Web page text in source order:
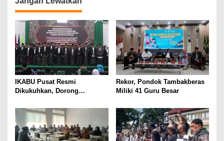
IKABU Pusat Resmi
Dikukuhkan, Dorong
Alumni
Rekor, Pondok Tambakberas
Miliki 41 Guru Besar